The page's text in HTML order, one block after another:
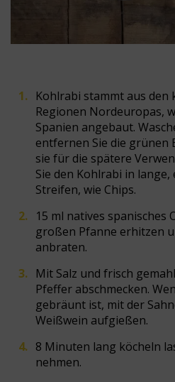
Kohlrabi stammt aus den
Regionen Nordeuropas,
Spanien angebaut.
entfernen Sie die grünen
sie für die spätere
Sie den Kohlrabi in
Streifen, wie Chips.
15 ml natives spanisches
großen Pfanne erhitzen
anbraten.
Mit Salz und frisch
Pfeffer abschmecken.
gebräunt ist, mit der
Weißwein aufgießen.
8 Minuten lang köcheln
nehmen.